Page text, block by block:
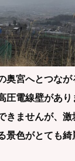
奥宮へとつな
圧電線壁があり
きませんが、
景色がとても